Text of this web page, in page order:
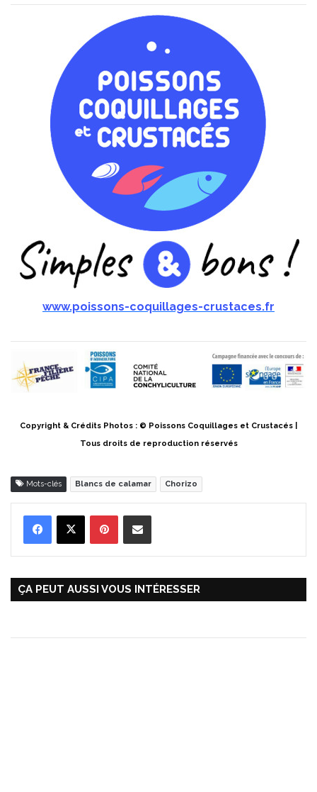
www.poissons-coquillages-crustaces.fr
Copyright & Crédits Photos : © Poissons Coquillages et Crustacés |
Tous droits de reproduction réservés
Mots-clés Blancs de calamar Chorizo
ÇA PEUT AUSSI VOUS INTÉRESSER